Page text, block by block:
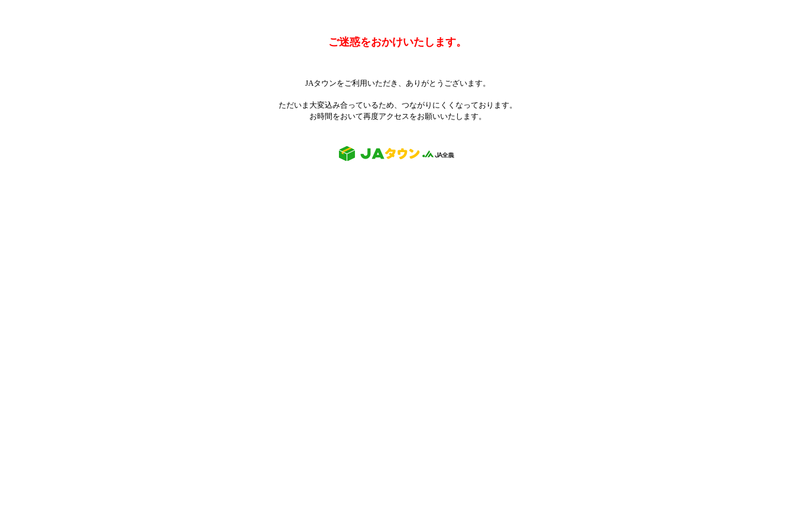
ご迷惑をおかけいたします。
JAタウンをご利用いただき、ありがとうございます。
ただいま大変込み合っているため、つながりにくくなっております。
お時間をおいて再度アクセスをお願いいたします。